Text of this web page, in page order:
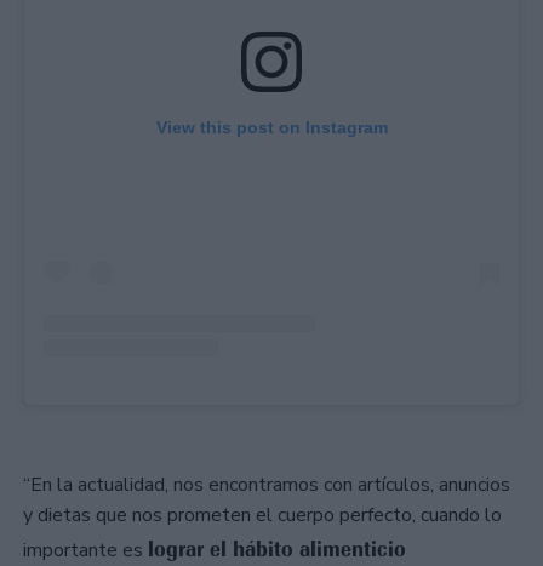
View this post on Instagram
“En la actualidad, nos encontramos con artículos, anuncios
y dietas que nos prometen el cuerpo perfecto, cuando lo
importante es lograr el hábito alimenticio